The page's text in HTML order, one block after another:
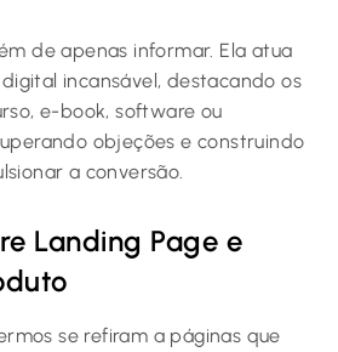
de apenas informar. Ela atua
incansável, destacando os
e-book, software ou
objeções e construindo
a conversão.
Landing Page e
se refiram a páginas que